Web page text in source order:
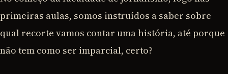
primeiras aulas, somos instruídos a saber sobre
qual recorte vamos contar uma história, até porque
não tem como ser imparcial, certo?